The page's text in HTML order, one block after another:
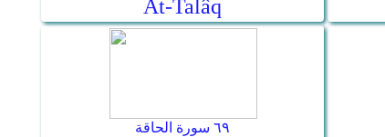
At-Talâq
٦٩ سورة الحاقة